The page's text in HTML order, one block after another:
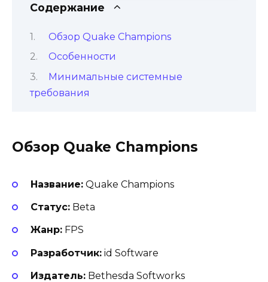
Содержание
Обзор Quake Champions
Особенности
Минимальные системные
требования
Обзор Quake Champions
Название:Quake Champions
Статус:Beta
Жанр:FPS
Разработчик:id Software
Издатель:Bethesda Softworks